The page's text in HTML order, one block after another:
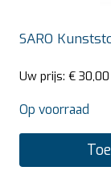
SARO
Uw prijs: € 30,00
Op voorraad